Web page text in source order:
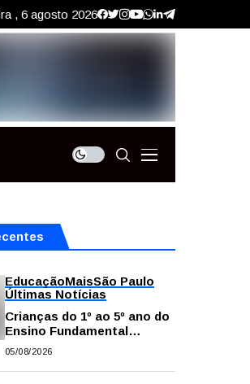
, 6 agosto 2026
EducaçãoMaisSão Paulo
Últimas Notícias
Crianças do 1º ao 5º ano do
Ensino Fundamental
contam com plataformas
na escola e em casa
05/08/2026